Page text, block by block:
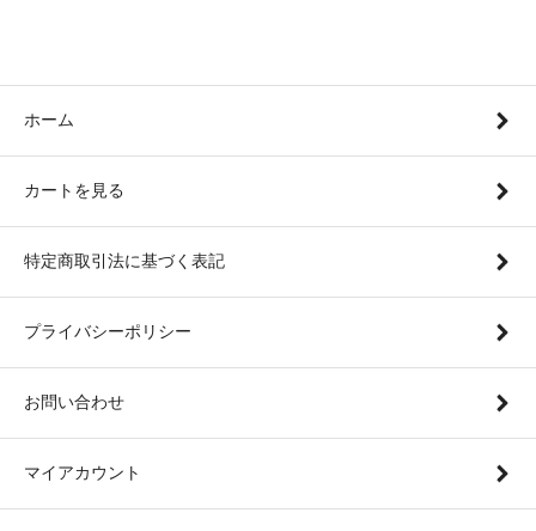
ホーム
カートを見る
特定商取引法に基づく表記
プライバシーポリシー
お問い合わせ
マイアカウント